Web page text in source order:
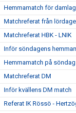
Hemmamatch för
Matchreferat från
Matchreferat HBK - LNIK
Inför söndagens
Hemmamatch på söndag
Matchreferat DM
Inför kvällens DM match
Referat IK Rössö -